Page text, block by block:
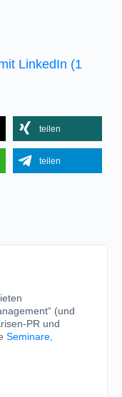
LinkedIn (1
teilen
teilen
(und
PR und
Seminare,